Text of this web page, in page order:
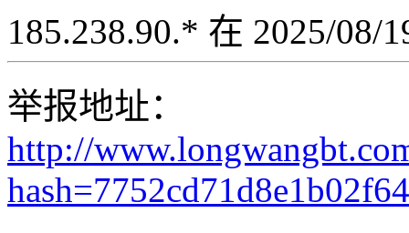
185.238.90.* 在 2025/08/
举报地址：
http://